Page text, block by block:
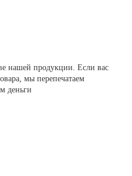
нашей продукции. Если вас
мы перепечатаем
деньги